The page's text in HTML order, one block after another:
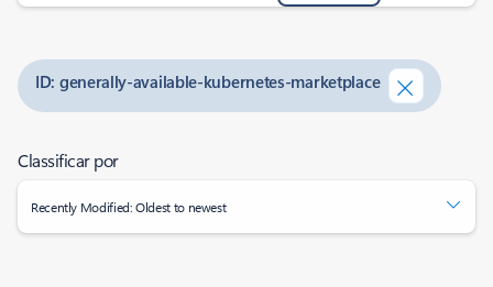
ID: generally-available-kubernetes-marketplace
Classificar por
Recently Modified: Oldest to newest